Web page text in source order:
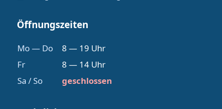
Öffnungszeiten
Mo — Do
8 — 19 Uhr
Fr
8 — 14 Uhr
Sa / So
geschlossen